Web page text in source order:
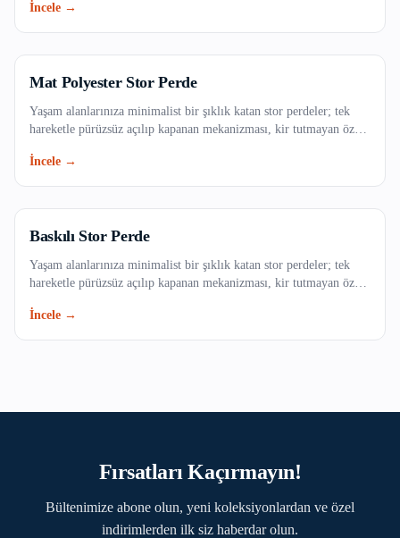
Kadıköy
Kartal
Küçükçekmece
Maltepe
Pendik
Sultangazi
ofisinizin vazgeçilmezi olacak. Işığı dilediğiniz gibi filtreleyerek
İncele →
Mat Polyester Stor Perde
Yaşam alanlarınıza minimalist bir şıklık katan stor perdeler; tek
hareketle pürüzsüz açılıp kapanan mekanizması, kir tutmayan özel
ofisinizin vazgeçilmezi olacak. Işığı dilediğiniz gibi filtreleyerek
İncele →
Baskılı Stor Perde
Yaşam alanlarınıza minimalist bir şıklık katan stor perdeler; tek
hareketle pürüzsüz açılıp kapanan mekanizması, kir tutmayan özel
ofisinizin vazgeçilmezi olacak. Işığı dilediğiniz gibi filtreleyerek
İncele →
Fırsatları Kaçırmayın!
Bültenimize abone olun, yeni koleksiyonlardan ve özel
indirimlerden ilk siz haberdar olun.